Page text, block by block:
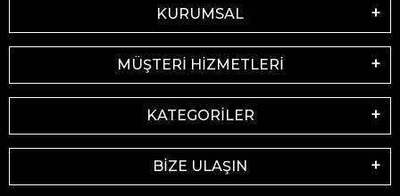
KURUMSAL
MÜŞTERİ HİZMETLERİ
KATEGORİLER
BİZE ULAŞIN